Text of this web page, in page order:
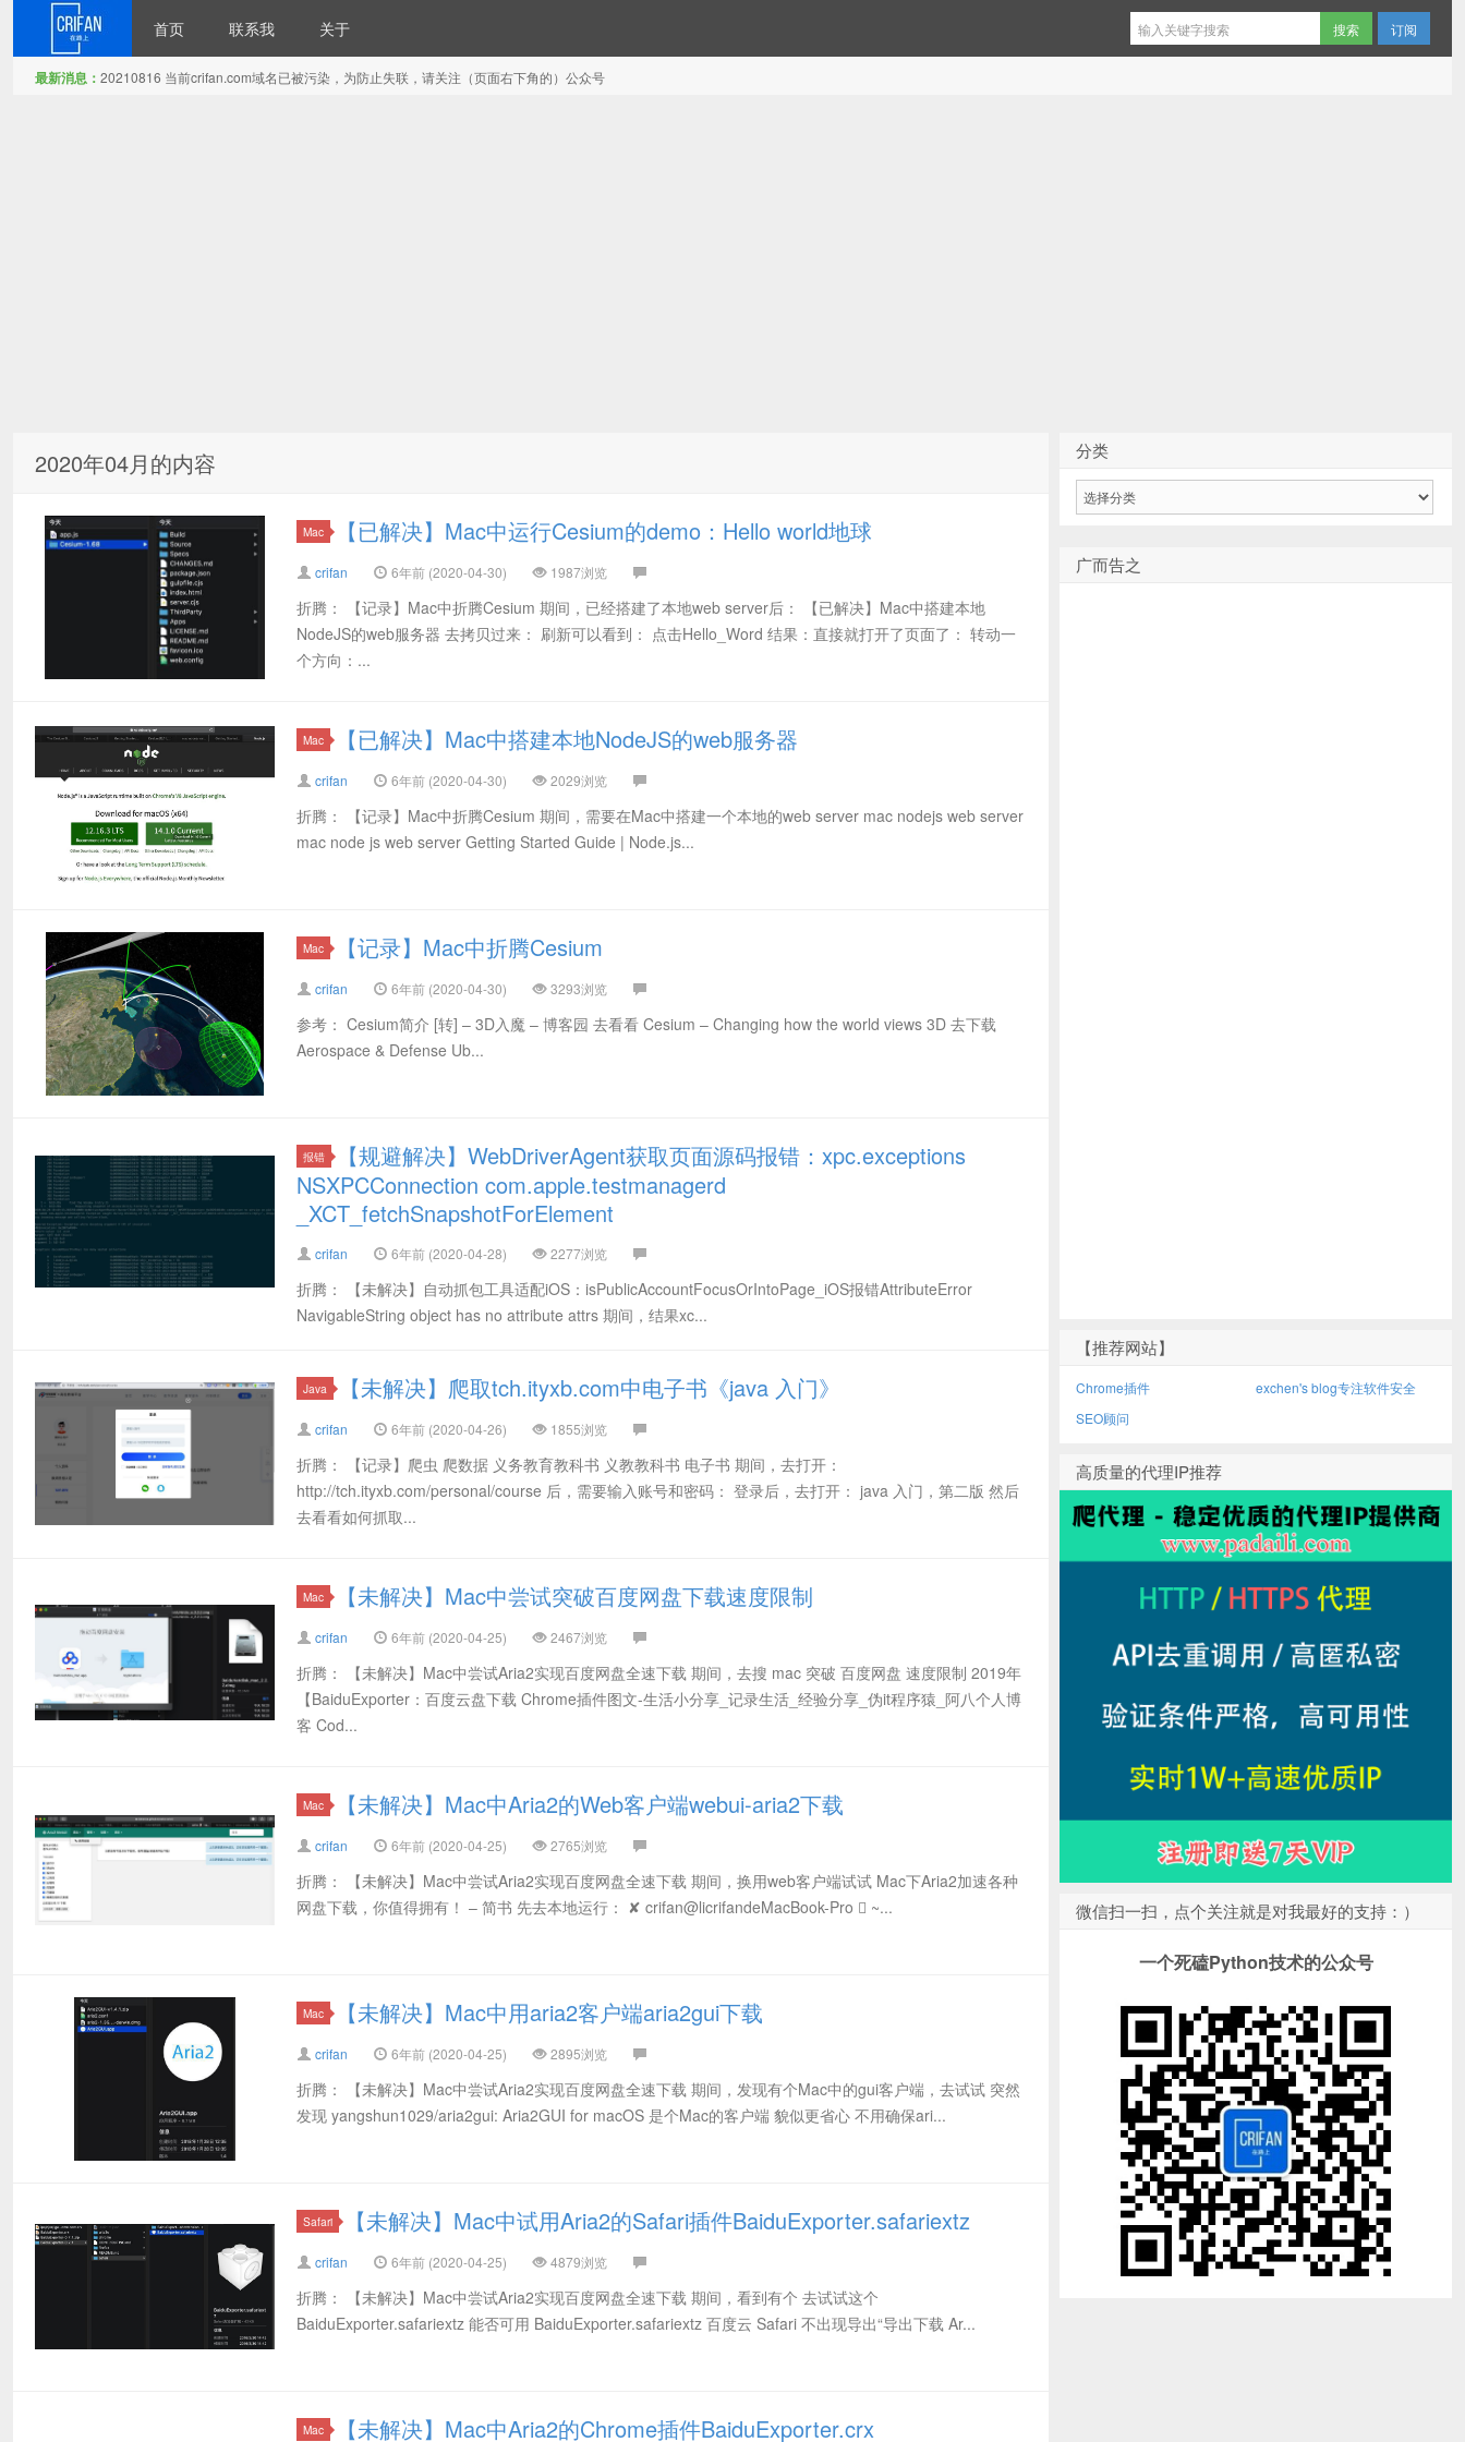
首页 联系我 关于 订阅
最新消息： 20210816 当前crifan.com域名已被污染，为防止失联，请关注（页面右下角的）公众号
2020年04月的内容
Mac 【已解决】Mac中运行Cesium的demo：Hello world地球
crifan 6年前 (2020-04-30) 1987浏览
折腾： 【记录】Mac中折腾Cesium 期间，已经搭建了本地web server后： 【已解决】Mac中搭建本地
NodeJS的web服务器 去拷贝过来： 刷新可以看到： 点击Hello_Word 结果：直接就打开了页面了： 转动一
个方向：...
Mac 【已解决】Mac中搭建本地NodeJS的web服务器
crifan 6年前 (2020-04-30) 2029浏览
折腾： 【记录】Mac中折腾Cesium 期间，需要在Mac中搭建一个本地的web server mac nodejs web server
mac node js web server Getting Started Guide | Node.js...
Mac 【记录】Mac中折腾Cesium
crifan 6年前 (2020-04-30) 3293浏览
参考： Cesium简介 [转] – 3D入魔 – 博客园 去看看 Cesium – Changing how the world views 3D 去下载
Aerospace & Defense Ub...
报错
【规避解决】WebDriverAgent获取页面源码报错：xpc.exceptions
NSXPCConnection com.apple.testmanagerd
_XCT_fetchSnapshotForElement
crifan 6年前 (2020-04-28) 2277浏览
折腾： 【未解决】自动抓包工具适配iOS：isPublicAccountFocusOrIntoPage_iOS报错AttributeError
NavigableString object has no attribute attrs 期间，结果xc...
Java 【未解决】爬取tch.ityxb.com中电子书《java 入门》
crifan 6年前 (2020-04-26) 1855浏览
折腾： 【记录】爬虫 爬数据 义务教育教科书 义教教科书 电子书 期间，去打开：
http://tch.ityxb.com/personal/course 后，需要输入账号和密码： 登录后，去打开： java 入门，第二版 然后
去看看如何抓取...
Mac 【未解决】Mac中尝试突破百度网盘下载速度限制
crifan 6年前 (2020-04-25) 2467浏览
折腾： 【未解决】Mac中尝试Aria2实现百度网盘全速下载 期间，去搜 mac 突破 百度网盘 速度限制 2019年
【BaiduExporter：百度云盘下载 Chrome插件图文-生活小分享_记录生活_经验分享_伪it程序猿_阿八个人博
客 Cod...
Mac 【未解决】Mac中Aria2的Web客户端webui-aria2下载
crifan 6年前 (2020-04-25) 2765浏览
折腾： 【未解决】Mac中尝试Aria2实现百度网盘全速下载 期间，换用web客户端试试 Mac下Aria2加速各种
网盘下载，你值得拥有！ – 简书 先去本地运行： ✘ crifan@licrifandeMacBook-Pro  ~...
Mac 【未解决】Mac中用aria2客户端aria2gui下载
crifan 6年前 (2020-04-25) 2895浏览
折腾： 【未解决】Mac中尝试Aria2实现百度网盘全速下载 期间，发现有个Mac中的gui客户端，去试试 突然
发现 yangshun1029/aria2gui: Aria2GUI for macOS 是个Mac的客户端 貌似更省心 不用确保ari...
Safari 【未解决】Mac中试用Aria2的Safari插件BaiduExporter.safariextz
crifan 6年前 (2020-04-25) 4879浏览
折腾： 【未解决】Mac中尝试Aria2实现百度网盘全速下载 期间，看到有个 去试试这个
BaiduExporter.safariextz 能否可用 BaiduExporter.safariextz 百度云 Safari 不出现导出“导出下载 Ar...
Mac 【未解决】Mac中Aria2的Chrome插件BaiduExporter.crx
分类
广而告之
【推荐网站】
Chrome插件
exchen's blog专注软件安全
SEO顾问
高质量的代理IP推荐
微信扫一扫，点个关注就是对我最好的支持：）
一个死磕Python技术的公众号